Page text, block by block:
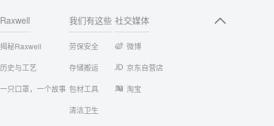
Raxwell
揭秘Raxwell
历史与工艺
一只口罩，一个故事
我们有这些
劳保安全
存储搬运
包材工具
清洁卫生
社交媒体
微博
京东自营店
淘宝